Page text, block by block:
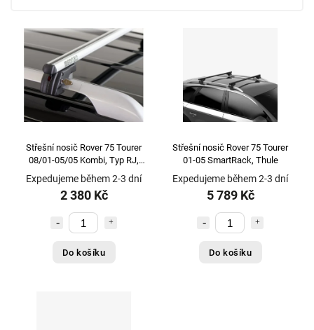
Střešní nosič Rover 75 Tourer
08/01-05/05 Kombi, Typ RJ,
Menabo Sherman
Expedujeme během 2-3 dní
2 380 Kč
Do košíku
Střešní nosič Rover 75 Tourer
01-05 SmartRack, Thule
Expedujeme během 2-3 dní
5 789 Kč
Do košíku